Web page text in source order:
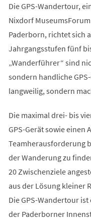
Die GPS-Wandertour,
Nixdorf
Paderborn, richtet sich
Jahrgangsstufen fünf
„Wanderführer“ sind
sondern handliche
langweilig, sondern
Die maximal drei- bis
GPS-Gerät sowie einen
Teamherausforderung
der Wanderung zu
20 Zwischenziele
aus der Lösung kleiner
Die GPS-Wandertour
der Paderborner